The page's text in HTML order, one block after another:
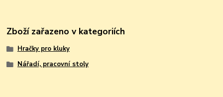
Zboží zařazeno v kategoriích
Hračky pro kluky
Nářadí, pracovní stoly